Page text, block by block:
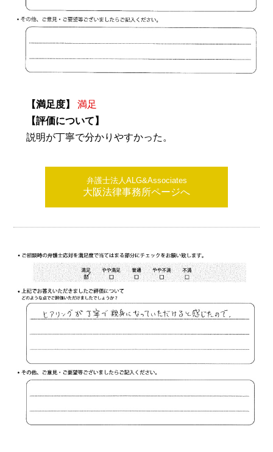
【満足度】
満足
【評価について】
説明が丁寧で分かりやすかった。
弁護士法人ALG&Associates
大阪法律事務所ページへ